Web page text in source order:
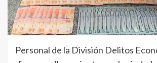
Personal de la División Delitos